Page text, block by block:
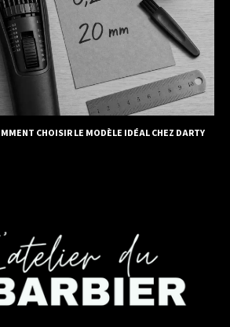
CHOISIR LE MODÈLE IDÉAL CHEZ DARTY